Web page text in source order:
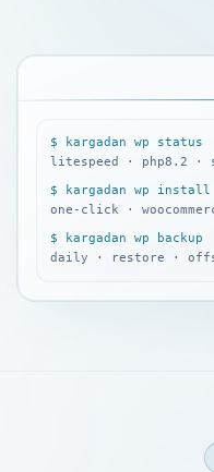
$ kargadan wp status
litespeed · php8.2 ·
$ kargadan wp install
one-click ·
$ kargadan wp backup
daily · restore ·